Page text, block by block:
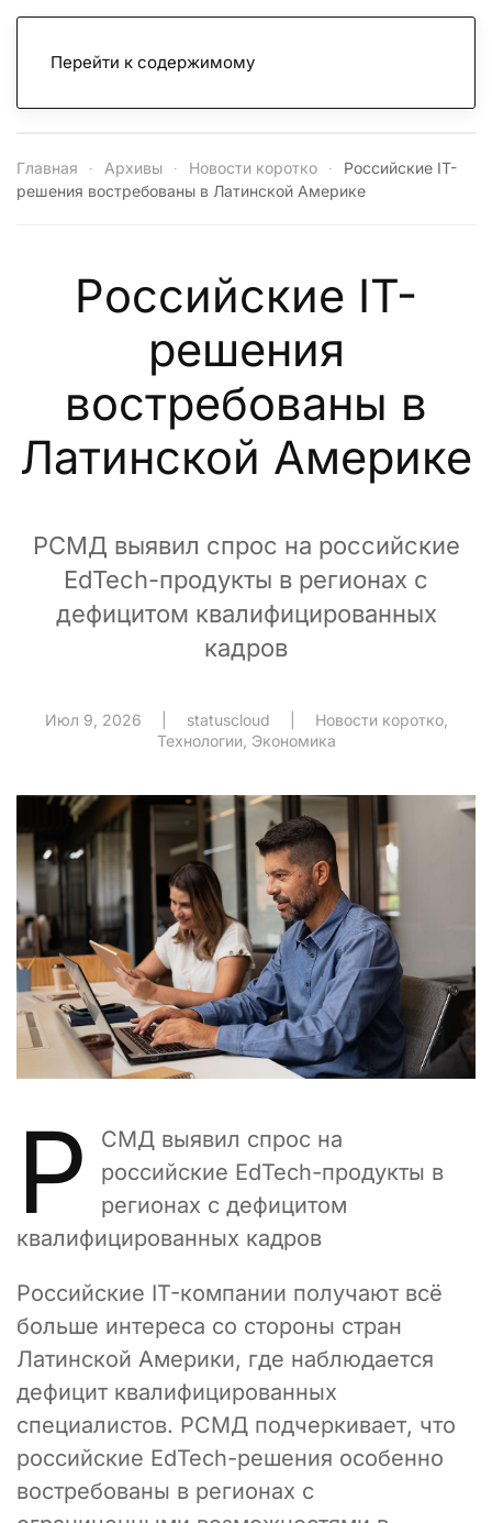
Перейти к содержимому
Главная Архивы Новости коротко
Российские IT-
решения востребованы в Латинской Америке
Российские IT-
решения
востребованы в
Латинской Америке
РСМД выявил спрос на российские
EdTech-продукты в регионах с
дефицитом квалифицированных
кадров
Июл 9, 2026 statuscloud Новости коротко,
Технологии Экономика
Р
СМД выявил спрос на
российские EdTech-продукты в
регионах с дефицитом
квалифицированных кадров
Российские IT-компании получают всё
больше интереса со стороны стран
Латинской Америки, где наблюдается
дефицит квалифицированных
специалистов. РСМД подчеркивает, что
российские EdTech-решения особенно
востребованы в регионах с